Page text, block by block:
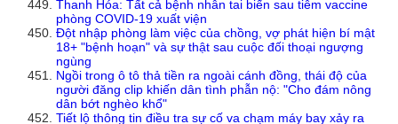
Thanh Hóa: Tất cả bệnh nhân tai biến sau tiêm vaccine
phòng COVID-19 xuất viện
Đột nhập phòng làm việc của chồng, vợ phát hiện bí mật
18+ "bệnh hoạn" và sự thật sau cuộc đối thoại ngượng
ngùng
Ngồi trong ô tô thả tiền ra ngoài cánh đồng, thái độ của
người đăng clip khiến dân tình phẫn nộ: "Cho đám nông
dân bớt nghèo khổ"
Tiết lộ thông tin điều tra sự cố va chạm máy bay xảy ra